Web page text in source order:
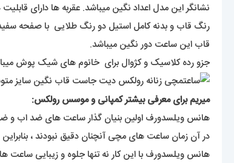
نشانگر این مدل اعداد نگین میباشد. عقربه ها دارای
رنگ قاب و بدنه کامل استیل دو رنگ طلایی با صفحه
قاب این ساعت دور نگین میباشد.
جزو رده کلاسیک و کژوال برای خانوم های شیک پوش
میریم برای معرفی بیشتر کمپانی و موسس رولکس:
هانس ویلسدورف اولین بنیان گذار ساعت های ضد اب و ضد گردو غبار بود ک در سن ۲۴ سالگی سال ۱۹۰۵ یک شرکت تولید و
در آن زمان ساعت های مچی آنچنان دقیق نبودند ،
هانس ویلسدورف با این کار نه تنها جلوه و زیبایی ساعت